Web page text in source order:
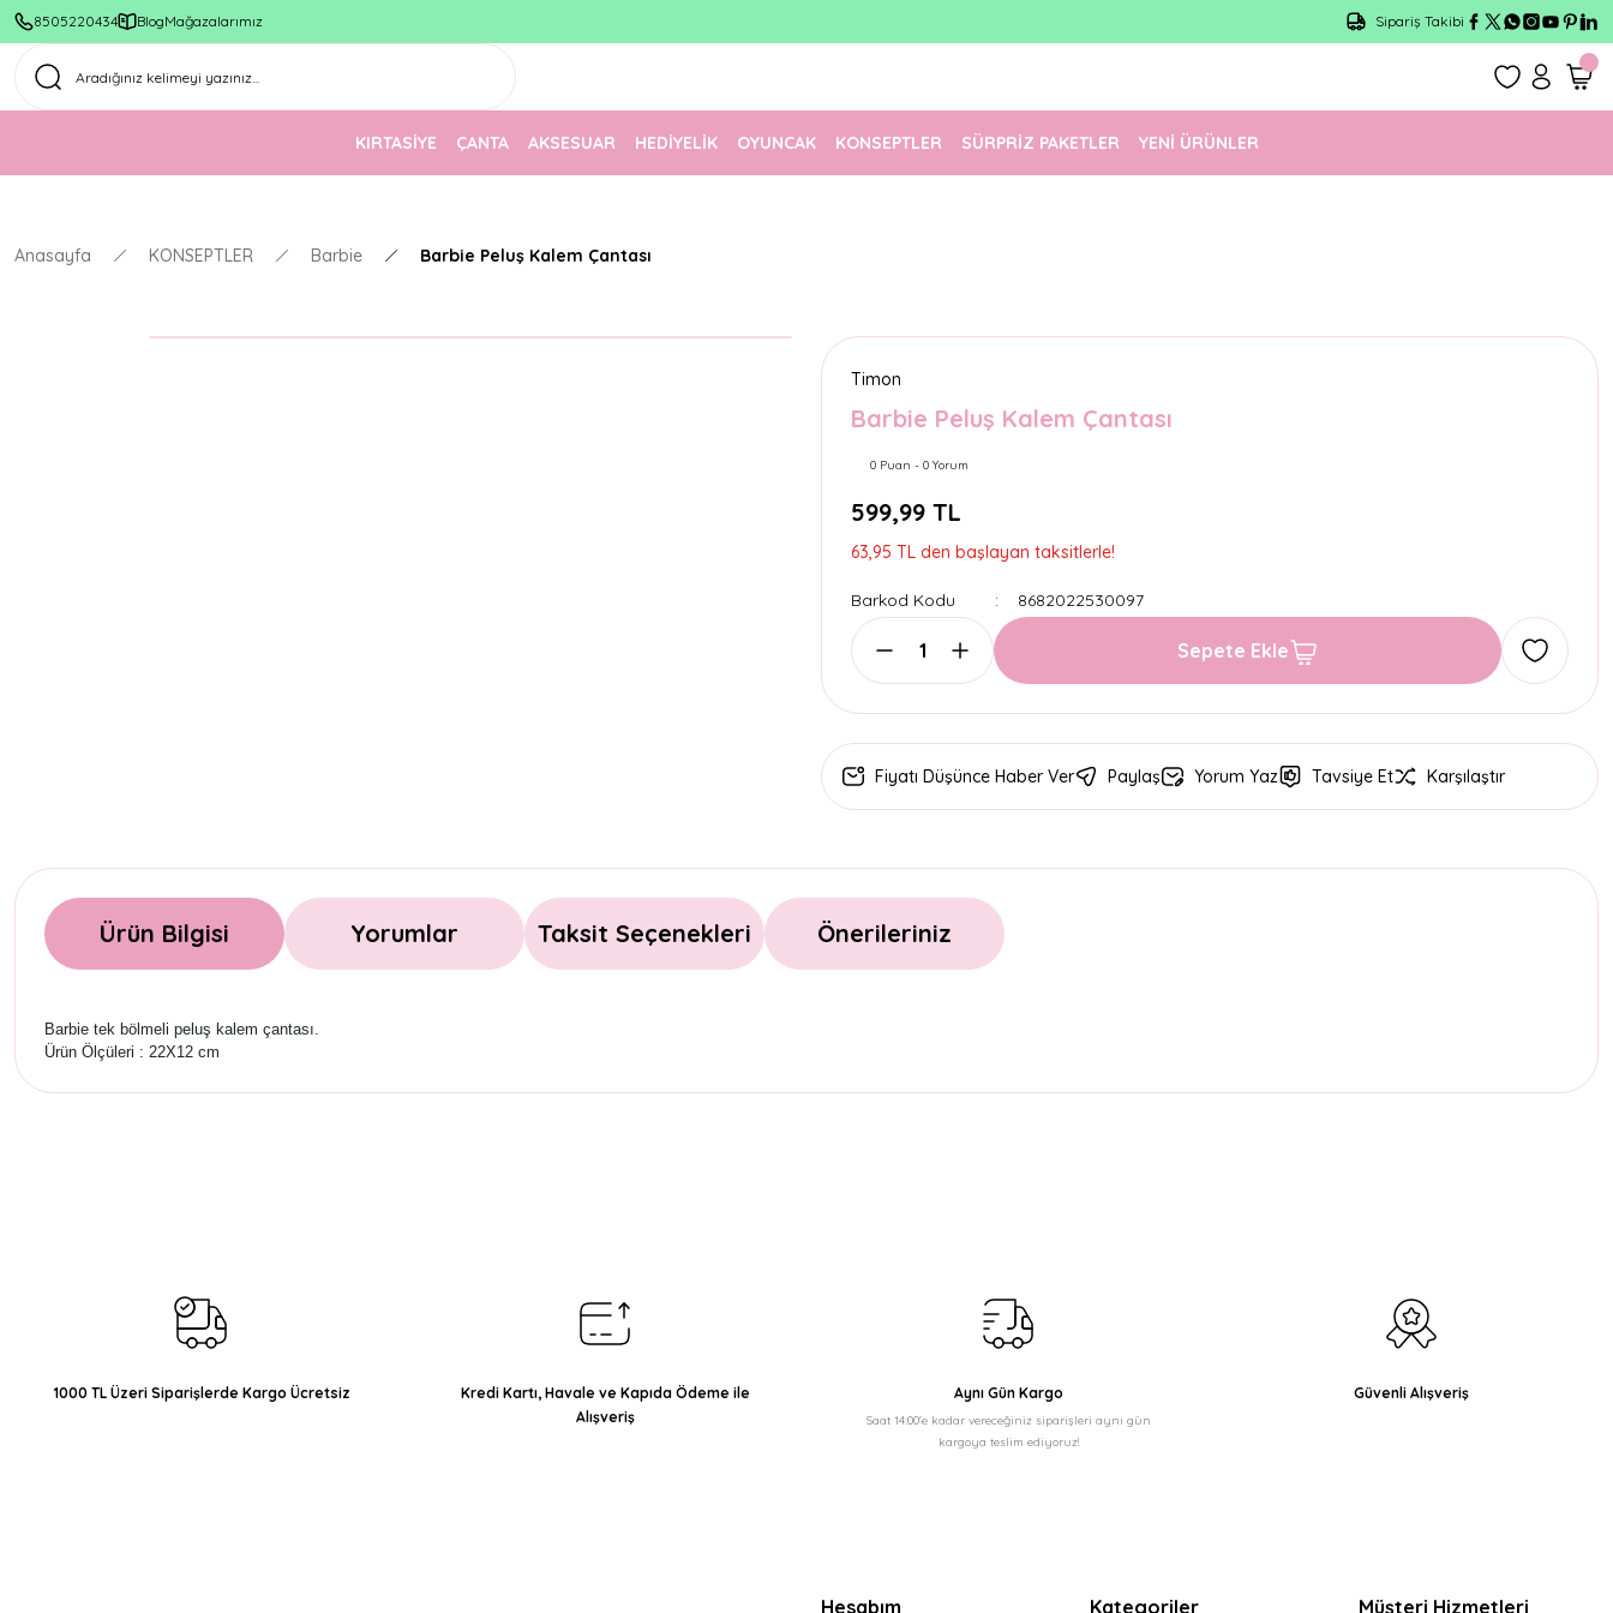
8505220434 BlogMağazalarımız
1500 TL Üzeri Ücretsiz Kargo
Sipariş Takibi
KIRTASİYE ÇANTA AKSESUAR HEDİYELİK OYUNCAK KONSEPTLER SÜRPRİZ PAKETLER YENİ ÜRÜNLER
Anasayfa KONSEPTLER Barbie Barbie Peluş Kalem Çantası
Timon
Barbie Peluş Kalem Çantası
0 Puan - 0 Yorum
599,99 TL
63,95 TL den başlayan taksitlerle!
Barkod Kodu 8682022530097
Sepete Ekle
Fiyatı Düşünce Haber Ver Paylaş Yorum Yaz Tavsiye Et Karşılaştır
Ürün Bilgisi Yorumlar Taksit Seçenekleri Önerileriniz
Barbie tek bölmeli peluş kalem çantası.
Ürün Ölçüleri : 22X12 cm
Ürün fiyatı diğer sitelerden daha pahalı.
Bu ürüne benzer farklı alternatifler olmalı.
1000 TL Üzeri Siparişlerde Kargo Ücretsiz
Kredi Kartı, Havale ve Kapıda Ödeme ile
Alışveriş
Aynı Gün Kargo
Saat 14:00'e kadar vereceğiniz siparişleri aynı gün
kargoya teslim ediyoruz!
Güvenli Alışveriş
Hesabım Kategoriler Müşteri Hizmetleri